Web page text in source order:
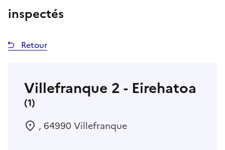
inspectés
Retour
Villefranque 2 - Eirehatoa
(1)
, 64990 Villefranque